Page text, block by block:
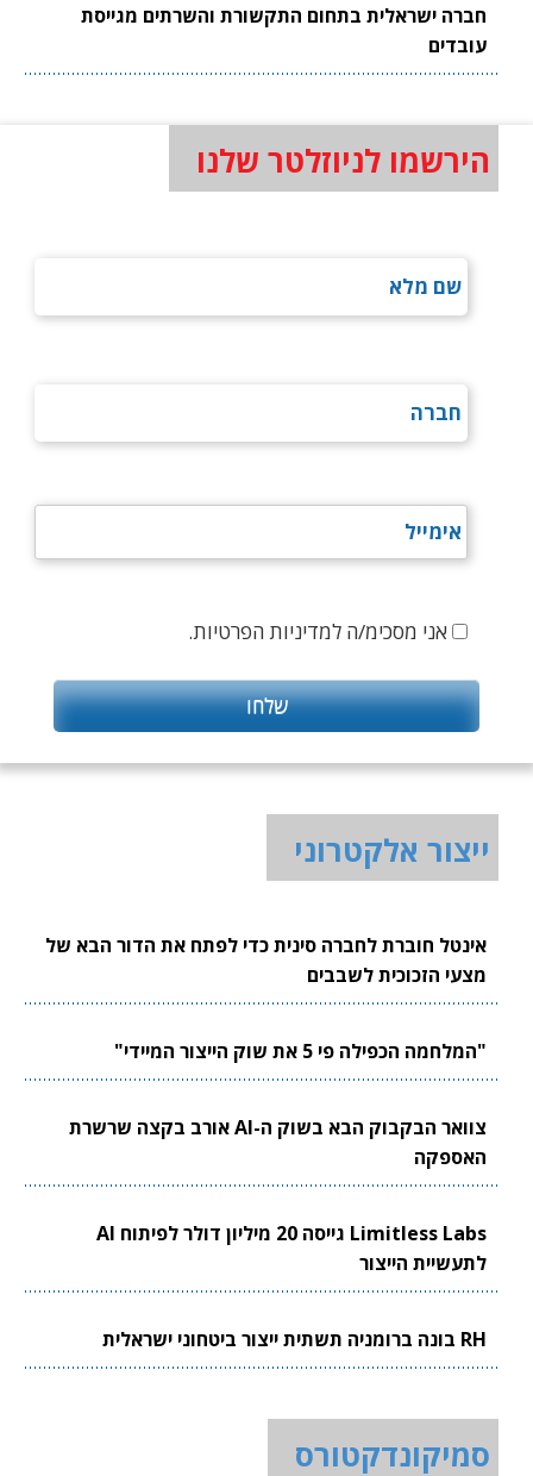
חברה ישראלית בתחום התקשורת והשרתים מגייסת
עובדים
הירשמו לניוזלטר שלנו
אני מסכימ/ה למדיניות הפרטיות.
ייצור אלקטרוני
אינטל חוברת לחברה סינית כדי לפתח את הדור הבא של
מצעי הזכוכית לשבבים
"המלחמה הכפילה פי 5 את שוק הייצור המיידי"
צוואר הבקבוק הבא בשוק ה-AI אורב בקצה שרשרת
האספקה
Limitless Labs גייסה 20 מיליון דולר לפיתוח AI
לתעשיית הייצור
RH בונה ברומניה תשתית ייצור ביטחוני ישראלית
סמיקונדקטורס